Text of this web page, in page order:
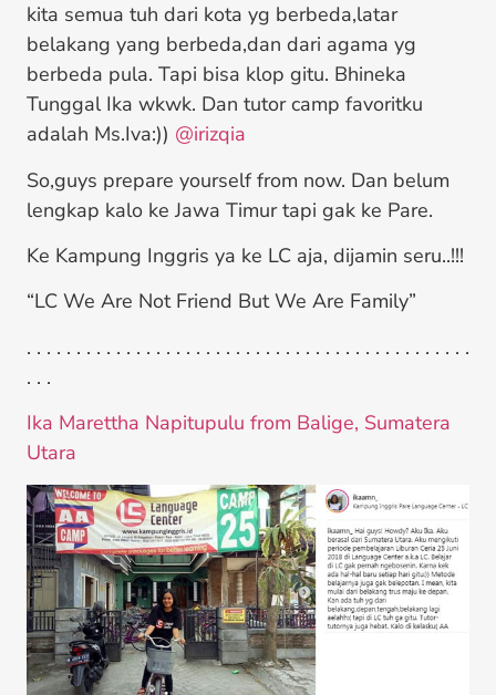
kita semua tuh dari kota yg berbeda,latar
belakang yang berbeda,dan dari agama yg
berbeda pula. Tapi bisa klop gitu. Bhineka
Tunggal Ika wkwk. Dan tutor camp favoritku
adalah Ms.Iva:)) @irizqia
So,guys prepare yourself from now. Dan belum
lengkap kalo ke Jawa Timur tapi gak ke Pare.
Ke Kampung Inggris ya ke LC aja, dijamin seru..!!!
“LC We Are Not Friend But We Are Family”
. . . . . . . . . . . . . . . . . . . . . . . . . . . . . . . . . . . . . . . . . . . . .
. . .
Ika Marettha Napitupulu from Balige, Sumatera
Utara